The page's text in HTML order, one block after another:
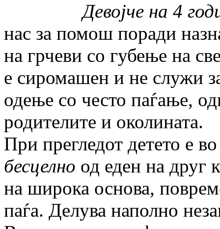
Девојче на 4
нас за помош поради
на грчеви со губење на
е сиромашен и не служи
одење со често паѓање,
родителите и околината.
При прегледот детето е
бесцелно од еден на друг
на широка основа,
паѓа. Делува наполно